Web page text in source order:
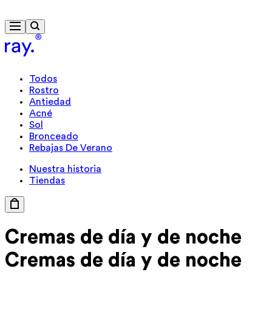
Todos
Rostro
Antiedad
Acné
Sol
Bronceado
Rebajas De Verano
Nuestra historia
Tiendas
Cremas de día y de noche
Cremas de día y de noche